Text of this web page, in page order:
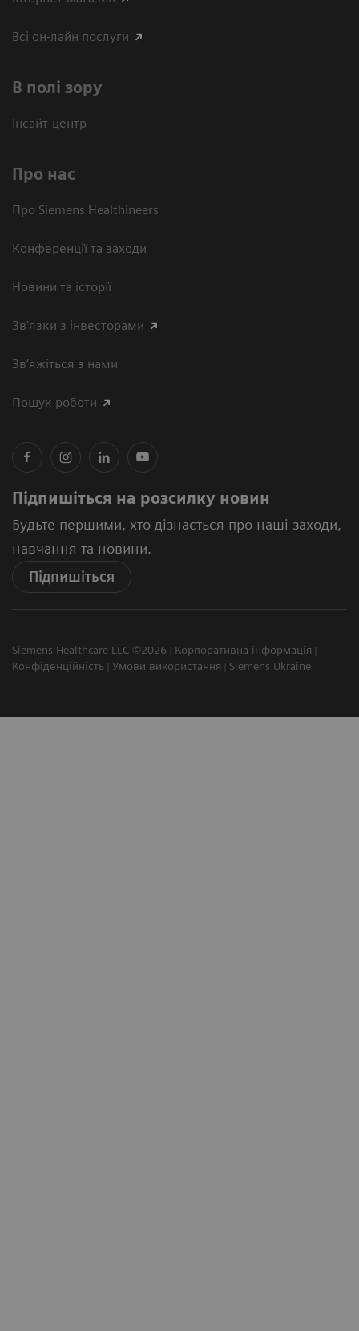
Всі он-лайн послуги
В полі зору
Інсайт-центр
Про нас
Про Siemens Healthineers
Конференції та заходи
Новини та історії
Зв'язки з інвесторами
Зв’яжіться з нами
Пошук роботи
Підпишіться на розсилку новин
Будьте першими, хто дізнається про наші заходи,
навчання та новини.
Підпишіться
Siemens Healthcare LLC ©2026
Корпоративна інформація
Конфіденційність
Умови використання Siemens Ukraine